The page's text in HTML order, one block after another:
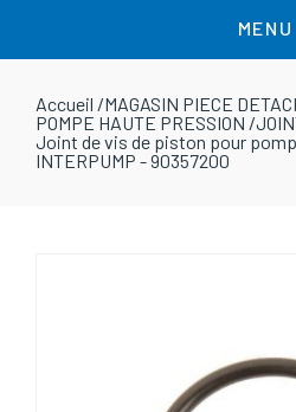
MENU
Accueil /MAGASIN PIECE
POMPE HAUTE PRESSION /
Joint de vis de piston pour
INTERPUMP - 90357200